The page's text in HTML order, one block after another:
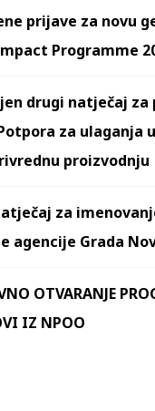
prijave za novu
Programme
drugi natječaj
za ulaganja
proizvodnju
za
agencije Grada
OTVARANJE
IZ NPOO